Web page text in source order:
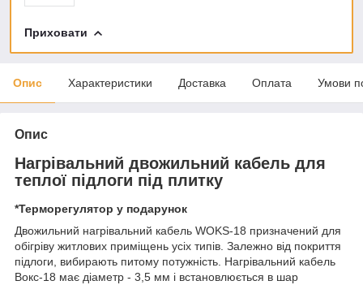
Приховати
Опис Характеристики Доставка Оплата Умови
Опис
Нагрівальний двожильний кабель для
теплої підлоги під плитку
*Терморегулятор у подарунок
Двожильний нагрівальний кабель WOKS-18 призначений для
обігріву житлових приміщень усіх типів. Залежно від покриття
підлоги, вибирають питому потужність. Нагрівальний кабель
Вокс-18 має діаметр - 3,5 мм і встановлюється в шар